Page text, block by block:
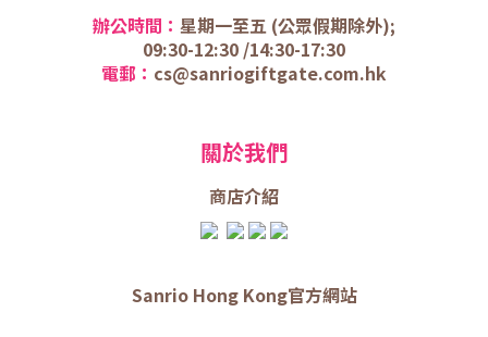
辦公時間： 星期一至五 (公眾假期除外);
09:30-12:30 /14:30-17:30
電郵： cs@sanriogiftgate.com.hk
關於我們
商店介紹
Sanrio Hong Kong官方網站